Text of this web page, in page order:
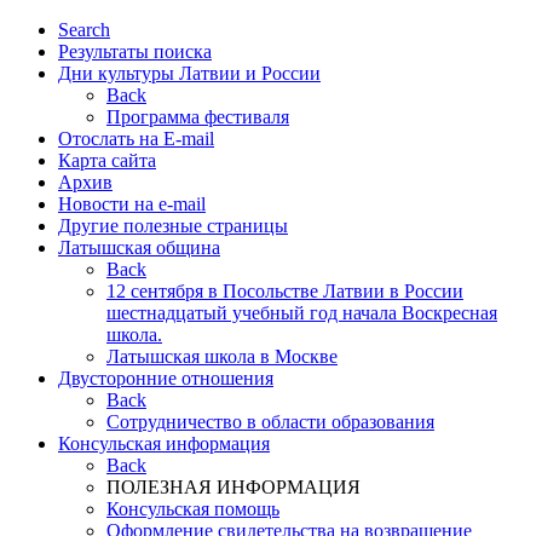
Search
Результаты поиска
Дни культуры Латвии и России
Back
Программа фестиваля
Отослать на E-mail
Карта сайта
Архив
Новости на e-mail
Другие полезные страницы
Латышская община
Back
12 сентября в Посольстве Латвии в России
шестнадцатый учебный год начала Воскресная
школа.
Латышская школа в Москве
Двусторонние отношения
Back
Cотрудничество в области образования
Консульская информация
Back
ПОЛЕЗНАЯ ИНФОРМАЦИЯ
Консульская помощь
Оформление свидетельства на возвращение